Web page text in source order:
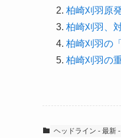
柏崎刈羽原
柏崎刈羽、
柏崎刈羽の
柏崎刈羽の
ヘッドライン - 最新